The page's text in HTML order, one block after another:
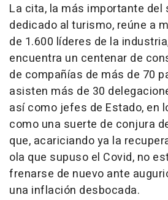
La cita, la más importante del
dedicado al turismo, reúne a
de 1.600 líderes de la
encuentra un centenar de
de compañías de más de 70
asisten más de 30
así como jefes de Estado, en
como una suerte de conjura
que, acariciando ya la
ola que supuso el Covid, no
frenarse de nuevo ante
una inflación desbocada.